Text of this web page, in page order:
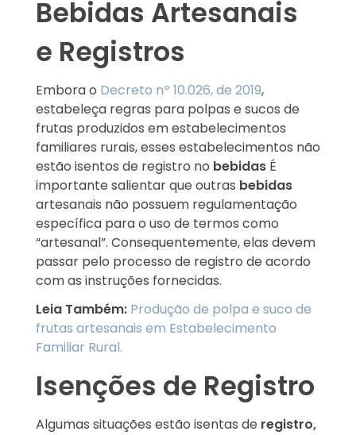
Bebidas Artesanais
e Registros
Embora o Decreto nº 10.026, de 2019,
estabeleça regras para polpas e sucos de
frutas produzidos em estabelecimentos
familiares rurais, esses estabelecimentos não
estão isentos de registro no bebidas É
importante salientar que outras bebidas
artesanais não possuem regulamentação
específica para o uso de termos como
“artesanal”. Consequentemente, elas devem
passar pelo processo de registro de acordo
com as instruções fornecidas.
Leia Também: Produção de polpa e suco de
frutas artesanais em Estabelecimento
Familiar Rural.
Isenções de Registro
Algumas situações estão isentas de registro,